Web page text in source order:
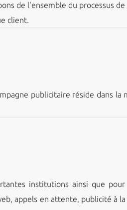
de l'ensemble du processus
client.
publicitaire réside dans la
institutions ainsi que
appels en attente, publicité à